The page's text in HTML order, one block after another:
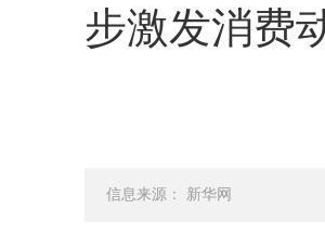
步激发消费
信息来源： 新华网